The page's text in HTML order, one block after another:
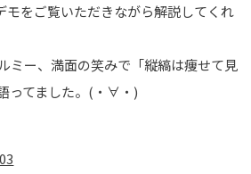
モをご覧いただきながら解説してくれ
ミー、満面の笑みで「縦縞は痩せて見
ってました。(・∀・)